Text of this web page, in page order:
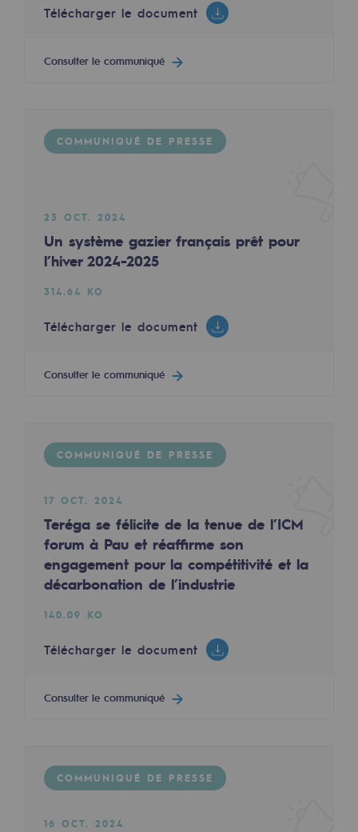
Ambition RSE
Responsabilité environnementale
Décarbonation : une priorité
Préservation de la biodiversité
Gestion des impacts
Responsabilité sociale et territoriale
Responsabilité sociale et
Territorial
Territorial
Engagements auprès des territoires
Social
Social
Inclusion
Mixité et égalité Femme-Homme
Sécurité
Sécurité
PARI 2035, le programme de sécurité
31 MARS 2023
Biométhanisation à Auros : inauguration du
17 MARS 2023
COMMUNIQUÉ DE PRESSE
Télécharger le document
Consulter le communiqué
COMMUNIQUÉ DE PRESSE
23 OCT. 2024
Un système gazier français prêt pour
l’hiver 2024-2025
314.64 KO
Télécharger le document
Consulter le communiqué
COMMUNIQUÉ DE PRESSE
17 OCT. 2024
Teréga se félicite de la tenue de l’ICM
forum à Pau et réaffirme son
engagement pour la compétitivité et la
décarbonation de l’industrie
140.09 KO
Télécharger le document
Consulter le communiqué
COMMUNIQUÉ DE PRESSE
16 OCT. 2024